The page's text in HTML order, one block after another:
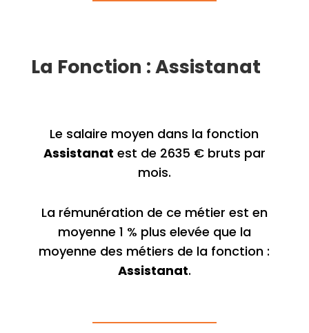
La Fonction : Assistanat
Le salaire moyen dans la fonction
Assistanat est de 2635 € bruts par
mois.
La rémunération de ce métier est en
moyenne 1 % plus elevée que la
moyenne des métiers de la fonction :
Assistanat.